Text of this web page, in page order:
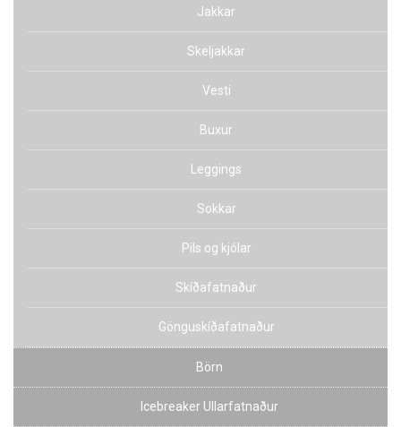
Jakkar
Skeljakkar
Vesti
Buxur
Leggings
Sokkar
Pils og kjólar
Skíðafatnaður
Gönguskíðafatnaður
Börn
Icebreaker Ullarfatnaður